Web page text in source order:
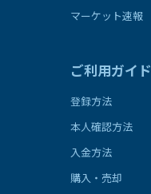
マーケット速報
ご利用ガイド
登録方法
本人確認方法
入金方法
購入・売却